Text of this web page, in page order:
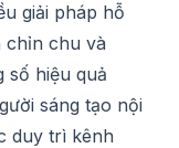
giải pháp hỗ
chỉn chu và
số hiệu quả
sáng tạo nội
duy trì kênh